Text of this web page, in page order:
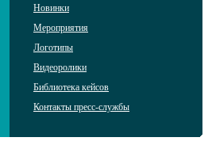
Новинки
Мероприятия
Логотипы
Видеоролики
Библиотека кейсов
Контакты пресс-службы